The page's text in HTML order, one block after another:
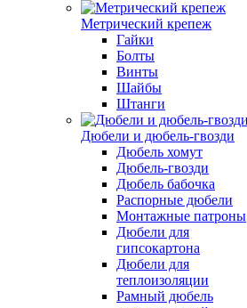
Метрический крепеж
Гайки
Болты
Винты
Шайбы
Штанги
Дюбели и дюбель-гвозди
Дюбель хомут
Дюбель-гвозди
Дюбель бабочка
Распорные дюбели
Монтажные патроны
Дюбели для
гипсокартона
Дюбели для
теплоизоляции
Рамный дюбель